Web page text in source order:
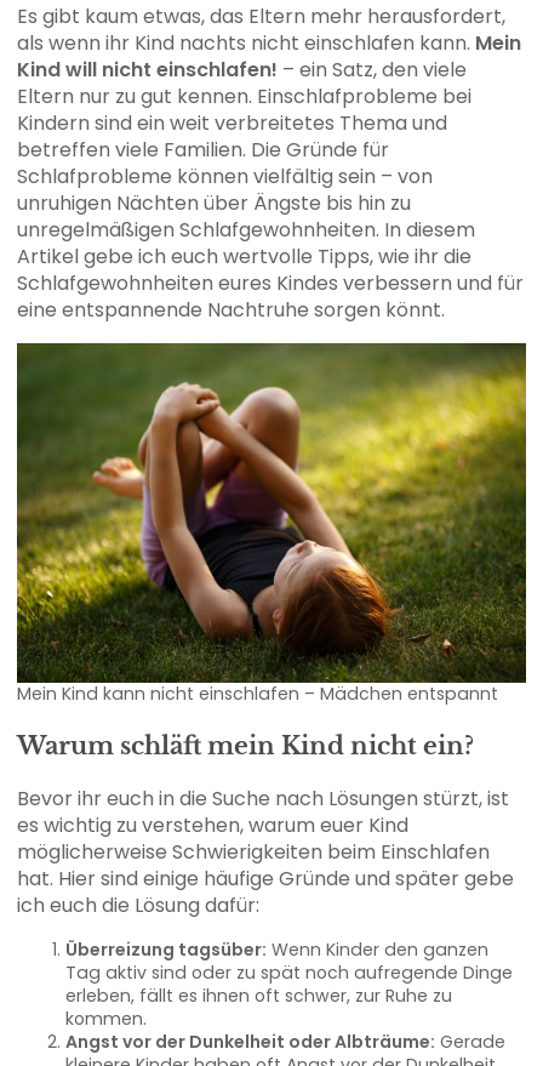
Es gibt kaum etwas, das Eltern mehr herausfordert,
als wenn ihr Kind nachts nicht einschlafen kann. Mein
Kind will nicht einschlafen! – ein Satz, den viele
Eltern nur zu gut kennen. Einschlafprobleme bei
Kindern sind ein weit verbreitetes Thema und
betreffen viele Familien. Die Gründe für
Schlafprobleme können vielfältig sein – von
unruhigen Nächten über Ängste bis hin zu
unregelmäßigen Schlafgewohnheiten. In diesem
Artikel gebe ich euch wertvolle Tipps, wie ihr die
Schlafgewohnheiten eures Kindes verbessern und für
eine entspannende Nachtruhe sorgen könnt.
Mein Kind kann nicht einschlafen – Mädchen entspannt
Warum schläft mein Kind nicht ein?
Bevor ihr euch in die Suche nach Lösungen stürzt, ist
es wichtig zu verstehen, warum euer Kind
möglicherweise Schwierigkeiten beim Einschlafen
hat. Hier sind einige häufige Gründe und später gebe
ich euch die Lösung dafür:
Überreizung tagsüber: Wenn Kinder den ganzen
Tag aktiv sind oder zu spät noch aufregende Dinge
erleben, fällt es ihnen oft schwer, zur Ruhe zu
kommen.
Angst vor der Dunkelheit oder Albträume: Gerade